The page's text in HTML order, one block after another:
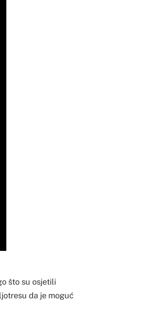
što su osjetili
da je moguć